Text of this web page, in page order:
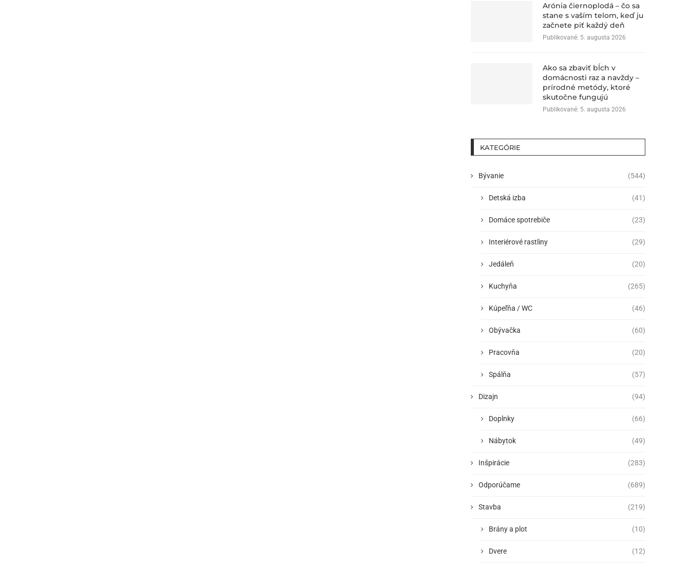
Arónia čiernoplodá – čo sa
stane s vaším telom, keď ju
začnete piť každý deň
Publikované: 5. augusta 2026
Ako sa zbaviť bĺch v
domácnosti raz a navždy –
prírodné metódy, ktoré
skutočne fungujú
Publikované: 5. augusta 2026
KATEGÓRIE
Bývanie (544)
Detská izba (41)
Domáce spotrebiče (23)
Interiérové rastliny (29)
Jedáleň (20)
Kuchyňa (265)
Kúpeľňa / WC (46)
Obývačka (60)
Pracovňa (20)
Spálňa (57)
Dizajn (94)
Doplnky (66)
Nábytok (49)
Inšpirácie (283)
Odporúčame (689)
Stavba (219)
Brány a plot (10)
Dvere (12)